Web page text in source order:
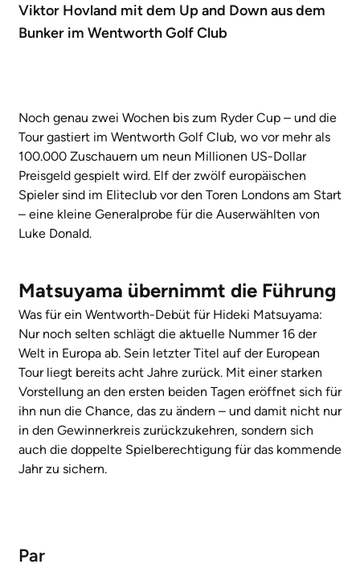
Viktor Hovland mit dem Up and Down aus dem
Bunker im Wentworth Golf Club
Noch genau zwei Wochen bis zum Ryder Cup – und die
Tour gastiert im Wentworth Golf Club, wo vor mehr als
100.000 Zuschauern um neun Millionen US-Dollar
Preisgeld gespielt wird. Elf der zwölf europäischen
Spieler sind im Eliteclub vor den Toren Londons am Start
– eine kleine Generalprobe für die Auserwählten von
Luke Donald.
Matsuyama übernimmt die Führung
Was für ein Wentworth-Debüt für Hideki Matsuyama:
Nur noch selten schlägt die aktuelle Nummer 16 der
Welt in Europa ab. Sein letzter Titel auf der European
Tour liegt bereits acht Jahre zurück. Mit einer starken
Vorstellung an den ersten beiden Tagen eröffnet sich für
ihn nun die Chance, das zu ändern – und damit nicht nur
in den Gewinnerkreis zurückzukehren, sondern sich
auch die doppelte Spielberechtigung für das kommende
Jahr zu sichern.
Par